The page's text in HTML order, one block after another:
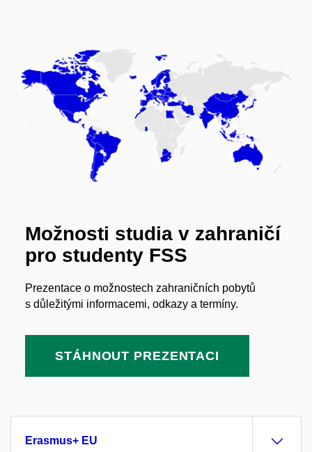
Možnosti studia v zahraničí
pro studenty FSS
Prezentace o možnostech zahraničních pobytů
s důležitými informacemi, odkazy a termíny.
STÁHNOUT PREZENTACI
Erasmus+ EU